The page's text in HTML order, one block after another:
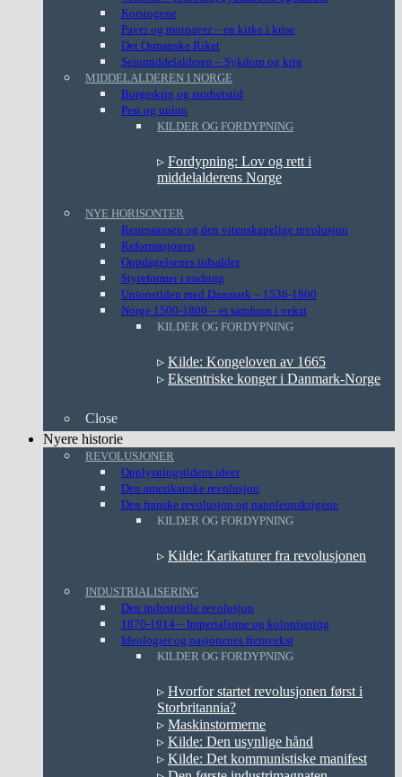
Korstogene
Paver og motpaver – en kirke i krise
Det Osmanske Riket
Seinmiddelalderen – Sykdom og krig
MIDDELALDEREN I NORGE
Borgerkrig og storhetstid
Pest og union
KILDER OG FORDYPNING
▹ Fordypning: Lov og rett i
middelalderens Norge
NYE HORISONTER
Renessansen og den vitenskapelige revolusjon
Reformasjonen
Oppdagelsenes tidsalder
Styreformer i endring
Unionstiden med Danmark – 1536-1800
Norge 1500-1800 – et samfunn i vekst
KILDER OG FORDYPNING
▹ Kilde: Kongeloven av 1665
▹ Eksentriske konger i Danmark-Norge
Close
Nyere historie
REVOLUSJONER
Opplysningstidens ideer
Den amerikanske revolusjon
Den franske revolusjon og napoleonskrigene
KILDER OG FORDYPNING
▹ Kilde: Karikaturer fra revolusjonen
INDUSTRIALISERING
Den industrielle revolusjon
1870-1914 – Imperialisme og kolonisering
Ideologier og nasjonenes fremvekst
KILDER OG FORDYPNING
▹ Hvorfor startet revolusjonen først i
Storbritannia?
▹ Maskinstormerne
▹ Kilde: Den usynlige hånd
▹ Kilde: Det kommunistiske manifest